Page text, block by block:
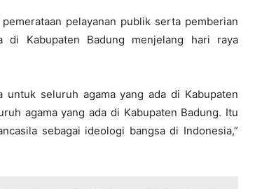
pelayanan publik serta pemberian
di Kabupaten Badung menjelang hari raya
untuk seluruh agama yang ada di Kabupaten
agama yang ada di Kabupaten Badung. Itu
sebagai ideologi bangsa di Indonesia,”